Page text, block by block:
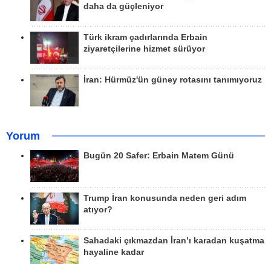
daha da güçleniyor
Türk ikram çadırlarında Erbain
ziyaretçilerine hizmet sürüyor
İran: Hürmüz'ün güney rotasını tanımıyoruz
Yorum
Bugün 20 Safer: Erbain Matem Günü
Trump İran konusunda neden geri adım
atıyor?
Sahadaki çıkmazdan İran’ı karadan kuşatma
hayaline kadar